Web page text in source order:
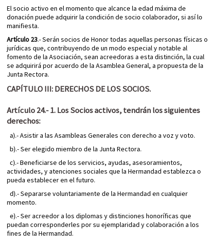
El socio activo en el momento que alcance la edad máxima de
donación puede adquirir la condición de socio colaborador, si así lo
manifiesta.
Artículo 23.- Serán socios de Honor todas aquellas personas físicas o
jurídicas que, contribuyendo de un modo especial y notable al
fomento de la Asociación, sean acreedoras a esta distinción, la cual
se adquirirá por acuerdo de la Asamblea General, a propuesta de la
Junta Rectora.
CAPÍTULO III: DERECHOS DE LOS SOCIOS.
Artículo 24.- 1. Los Socios activos, tendrán los siguientes
derechos:
a).- Asistir a las Asambleas Generales con derecho a voz y voto.
b).- Ser elegido miembro de la Junta Rectora.
c).- Beneficiarse de los servicios, ayudas, asesoramientos,
actividades, y atenciones sociales que la Hermandad establezca o
pueda establecer en el futuro.
d).- Separarse voluntariamente de la Hermandad en cualquier
momento.
e).- Ser acreedor a los diplomas y distinciones honoríficas que
puedan corresponderles por su ejemplaridad y colaboración a los
fines de la Hermandad.